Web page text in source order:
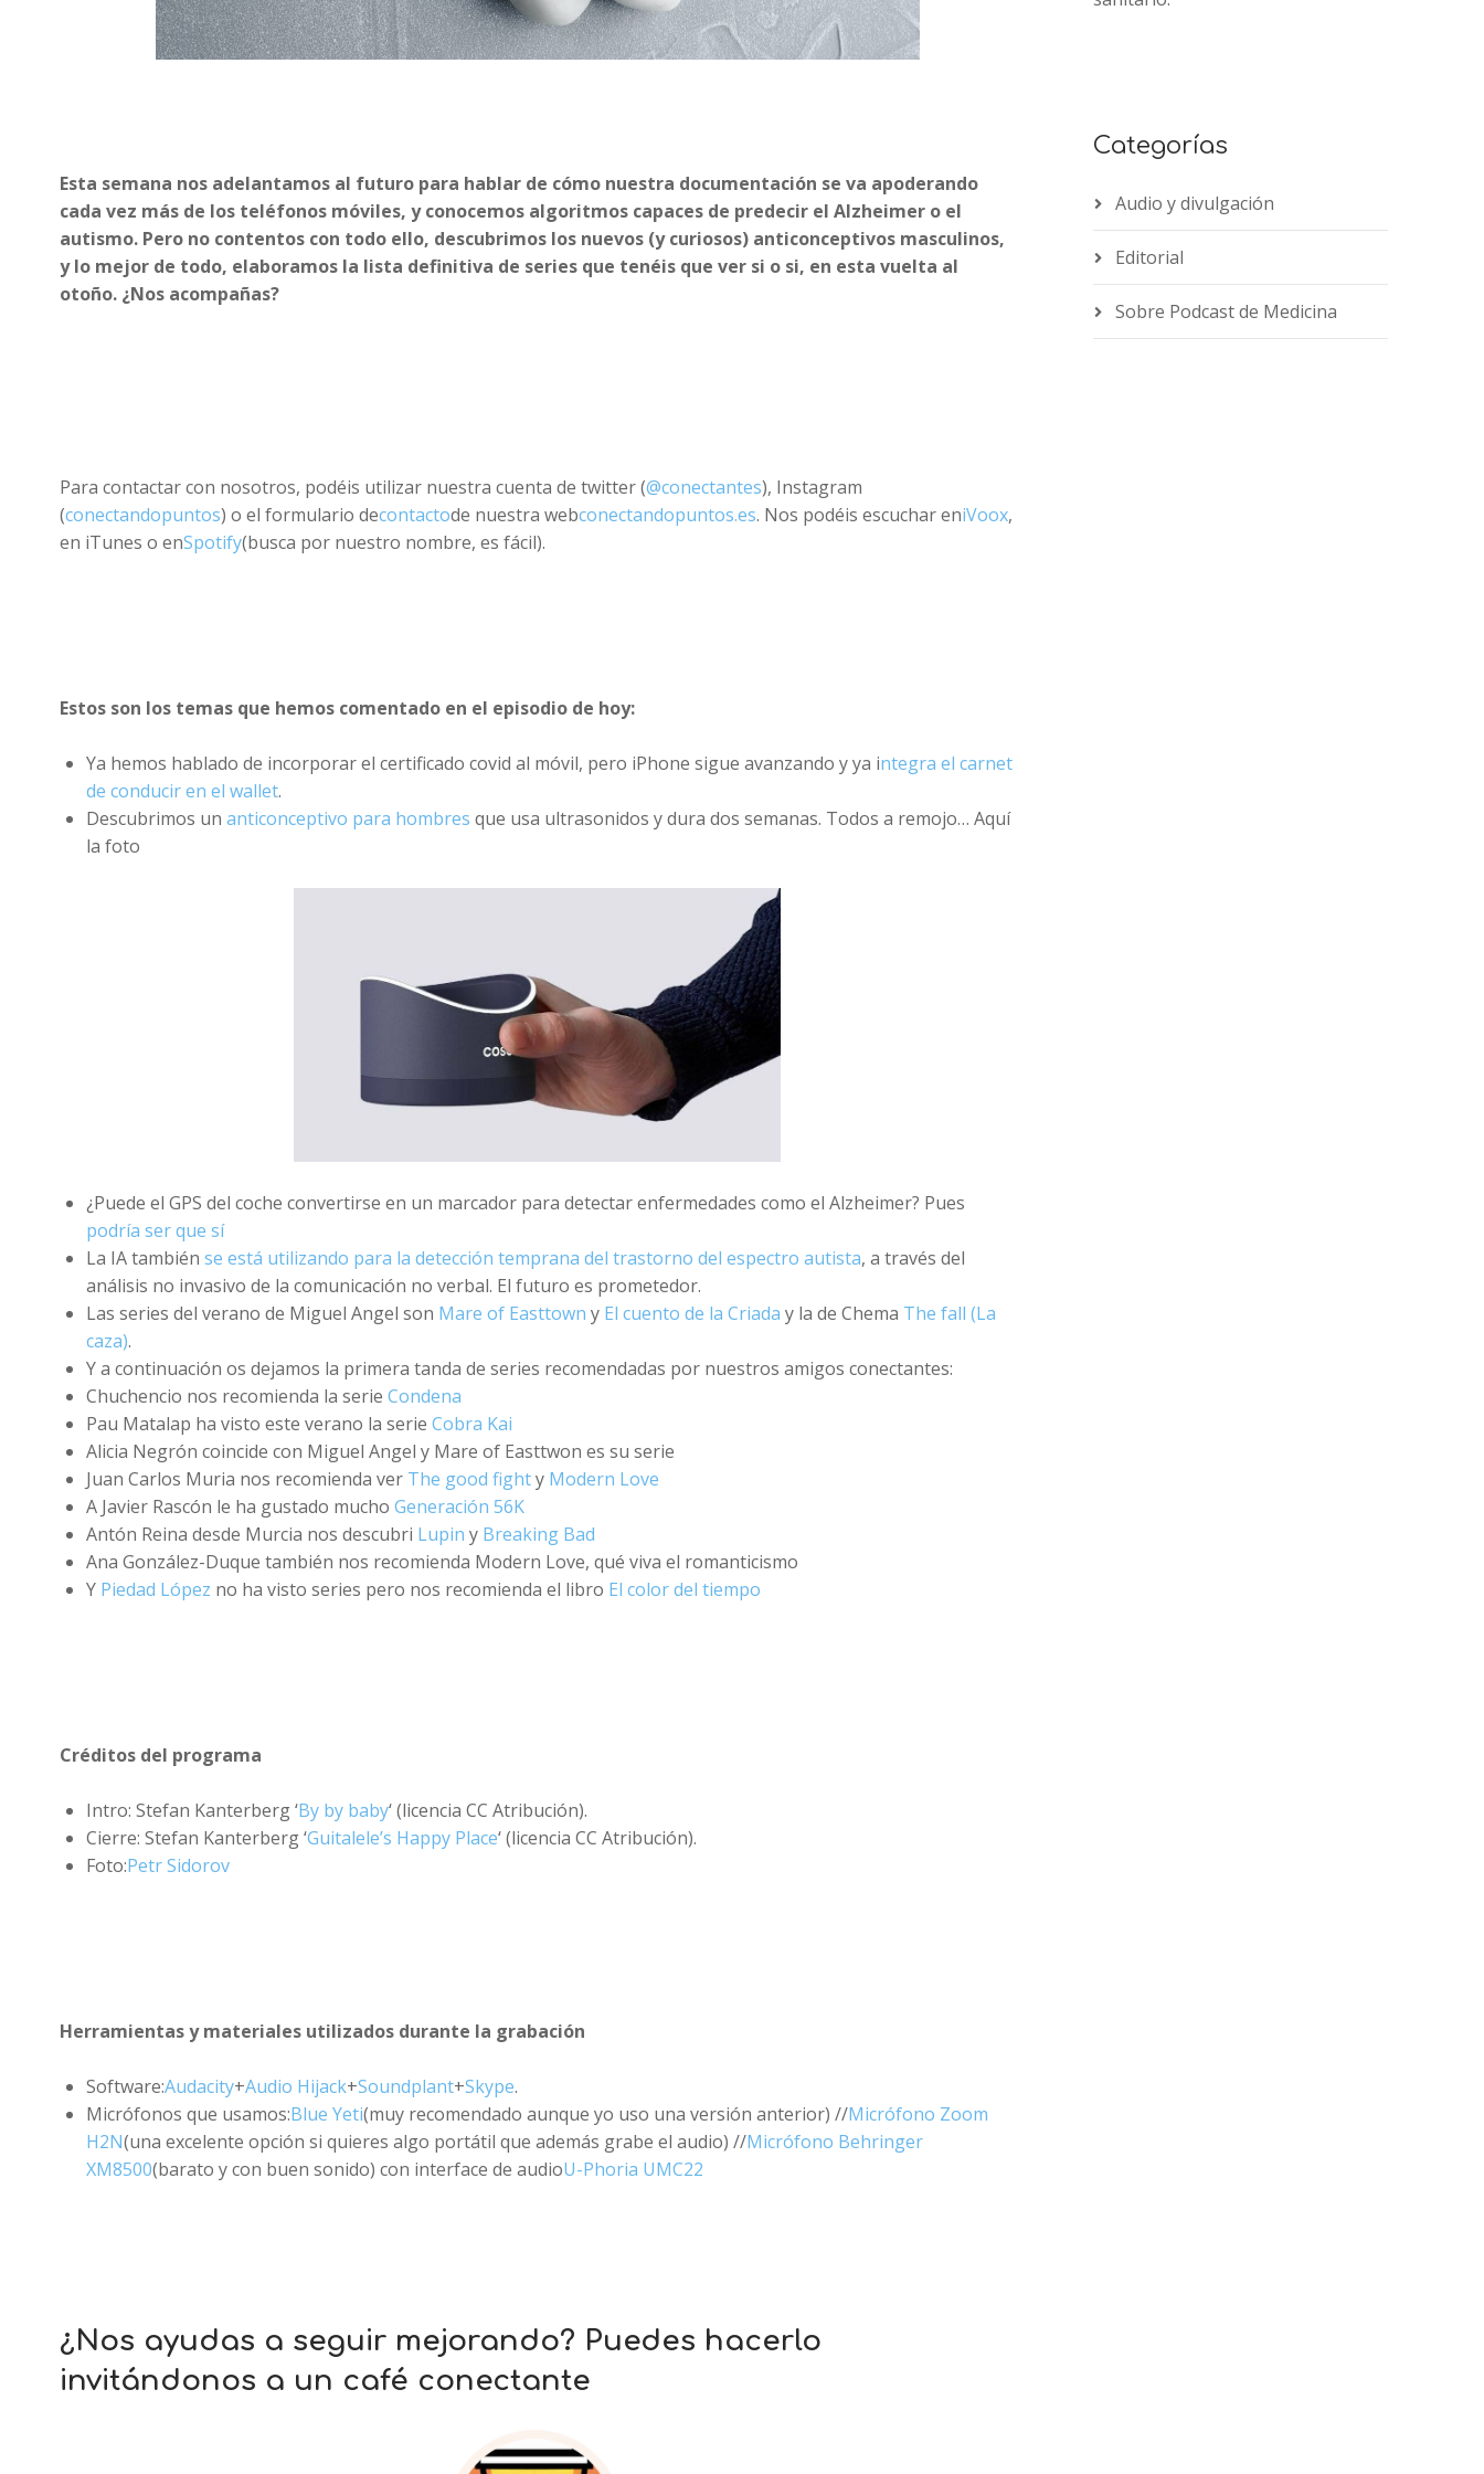
Esta semana nos adelantamos al futuro para hablar de cómo nuestra documentación se va apoderando
cada vez más de los teléfonos móviles, y conocemos algoritmos capaces de predecir el Alzheimer o el
autismo. Pero no contentos con todo ello, descubrimos los nuevos (y curiosos) anticonceptivos masculinos,
y lo mejor de todo, elaboramos la lista definitiva de series que tenéis que ver si o si, en esta vuelta al
otoño. ¿Nos acompañas?
Para contactar con nosotros, podéis utilizar nuestra cuenta de twitter (@conectantes), Instagram
(conectandopuntos) o el formulario decontactode nuestra webconectandopuntos.es. Nos podéis escuchar eniVoox,
en iTunes o enSpotify(busca por nuestro nombre, es fácil).
Estos son los temas que hemos comentado en el episodio de hoy:
Ya hemos hablado de incorporar el certificado covid al móvil, pero iPhone sigue avanzando y ya integra el carnet
de conducir en el wallet.
Descubrimos un anticonceptivo para hombres que usa ultrasonidos y dura dos semanas. Todos a remojo… Aquí
la foto
¿Puede el GPS del coche convertirse en un marcador para detectar enfermedades como el Alzheimer? Pues
podría ser que sí
La IA también se está utilizando para la detección temprana del trastorno del espectro autista, a través del
análisis no invasivo de la comunicación no verbal. El futuro es prometedor.
Las series del verano de Miguel Angel son Mare of Easttown y El cuento de la Criada y la de Chema The fall (La
caza).
Y a continuación os dejamos la primera tanda de series recomendadas por nuestros amigos conectantes:
Chuchencio nos recomienda la serie Condena
Pau Matalap ha visto este verano la serie Cobra Kai
Alicia Negrón coincide con Miguel Angel y Mare of Easttwon es su serie
Juan Carlos Muria nos recomienda ver The good fighty Modern Love
A Javier Rascón le ha gustado mucho Generación 56K
Antón Reina desde Murcia nos descubri Lupin y Breaking Bad
Ana González-Duque también nos recomienda Modern Love, qué viva el romanticismo
Y Piedad López no ha visto series pero nos recomienda el libro El color del tiempo
Créditos del programa
Intro: Stefan Kanterberg ‘By by baby‘ (licencia CC Atribución).
Cierre: Stefan Kanterberg ‘Guitalele’s Happy Place‘ (licencia CC Atribución).
Foto:Petr Sidorov
Herramientas y materiales utilizados durante la grabación
Software:Audacity+Audio Hijack+Soundplant+Skype.
Micrófonos que usamos:Blue Yeti(muy recomendado aunque yo uso una versión anterior) //Micrófono Zoom
H2N(una excelente opción si quieres algo portátil que además grabe el audio) //Micrófono Behringer
XM8500(barato y con buen sonido) con interface de audioU-Phoria UMC22
¿Nos ayudas a seguir mejorando? Puedes hacerlo
invitándonos a un café conectante
Categorías
Audio y divulgación
Editorial
Sobre Podcast de Medicina